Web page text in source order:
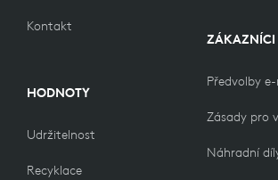
Kontakt
HODNOTY
Udržitelnost
Recyklace
ZÁKAZNÍCI
Předvolby
Zásady pro
Náhradní